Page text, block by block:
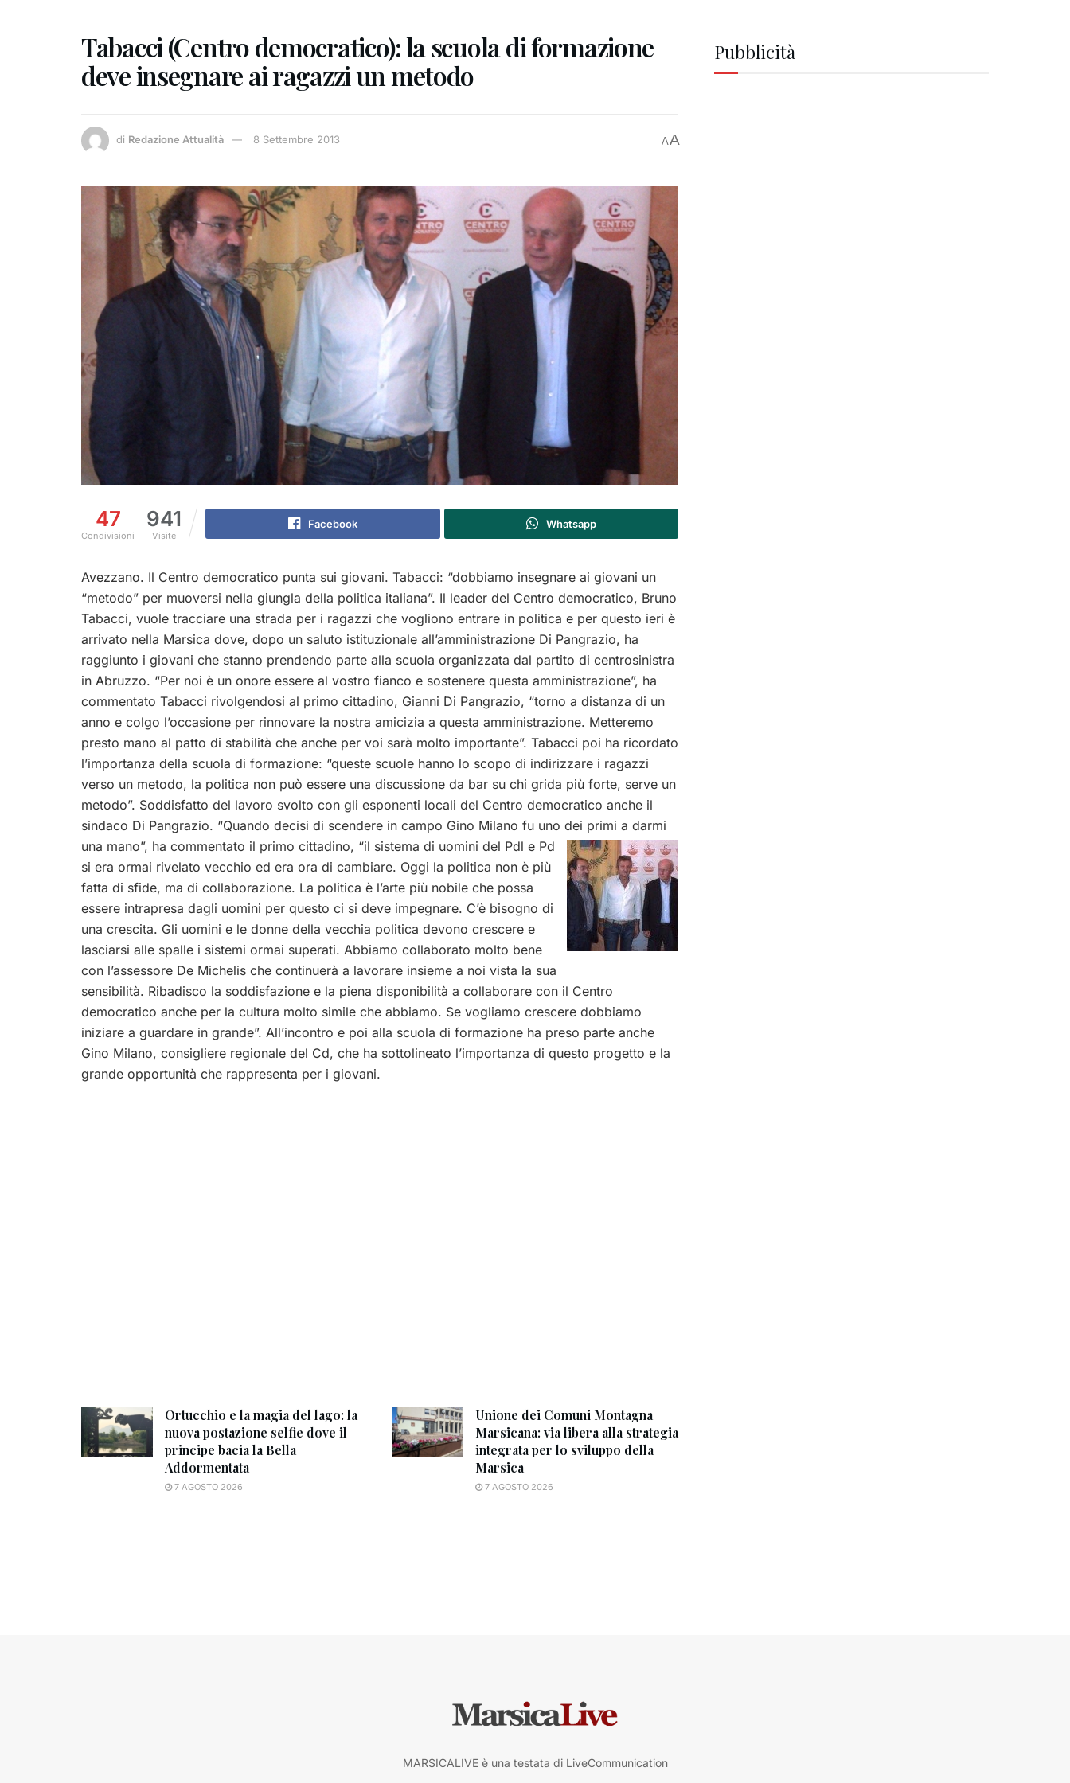
Tabacci (Centro democratico): la scuola di formazione
deve insegnare ai ragazzi un metodo
di Redazione Attualità 8 Settembre 2013 AA
47
Condivisioni
941
Visite
Facebook Whatsapp
Avezzano. Il Centro democratico punta sui giovani. Tabacci: “dobbiamo insegnare ai giovani un
“metodo” per muoversi nella giungla della politica italiana”. Il leader del Centro democratico, Bruno
Tabacci, vuole tracciare una strada per i ragazzi che vogliono entrare in politica e per questo ieri è
arrivato nella Marsica dove, dopo un saluto istituzionale all’amministrazione Di Pangrazio, ha
raggiunto i giovani che stanno prendendo parte alla scuola organizzata dal partito di centrosinistra
in Abruzzo. “Per noi è un onore essere al vostro fianco e sostenere questa amministrazione”, ha
commentato Tabacci rivolgendosi al primo cittadino, Gianni Di Pangrazio, “torno a distanza di un
anno e colgo l’occasione per rinnovare la nostra amicizia a questa amministrazione. Metteremo
presto mano al patto di stabilità che anche per voi sarà molto importante”. Tabacci poi ha ricordato
l’importanza della scuola di formazione: “queste scuole hanno lo scopo di indirizzare i ragazzi
verso un metodo, la politica non può essere una discussione da bar su chi grida più forte, serve un
metodo”. Soddisfatto del lavoro svolto con gli esponenti locali del Centro democratico anche il
sindaco Di Pangrazio. “Quando decisi di scendere in campo Gino Milano fu uno dei primi a darmi
una mano”, ha commentato il primo cittadino, “il sistema di uomini del Pdl e Pd
si era ormai rivelato vecchio ed era ora di cambiare. Oggi la politica non è più
fatta di sfide, ma di collaborazione. La politica è l’arte più nobile che possa
essere intrapresa dagli uomini per questo ci si deve impegnare. C’è bisogno di
una crescita. Gli uomini e le donne della vecchia politica devono crescere e
lasciarsi alle spalle i sistemi ormai superati. Abbiamo collaborato molto bene
con l’assessore De Michelis che continuerà a lavorare insieme a noi vista la sua
sensibilità. Ribadisco la soddisfazione e la piena disponibilità a collaborare con il Centro
democratico anche per la cultura molto simile che abbiamo. Se vogliamo crescere dobbiamo
iniziare a guardare in grande”. All’incontro e poi alla scuola di formazione ha preso parte anche
Gino Milano, consigliere regionale del Cd, che ha sottolineato l’importanza di questo progetto e la
grande opportunità che rappresenta per i giovani.
Ortucchio e la magia del lago: la
nuova postazione selfie dove il
principe bacia la Bella
Addormentata
7 AGOSTO 2026
Unione dei Comuni Montagna
Marsicana: via libera alla strategia
integrata per lo sviluppo della
Marsica
7 AGOSTO 2026
Pubblicità
MARSICALIVE è una testata di LiveCommunication